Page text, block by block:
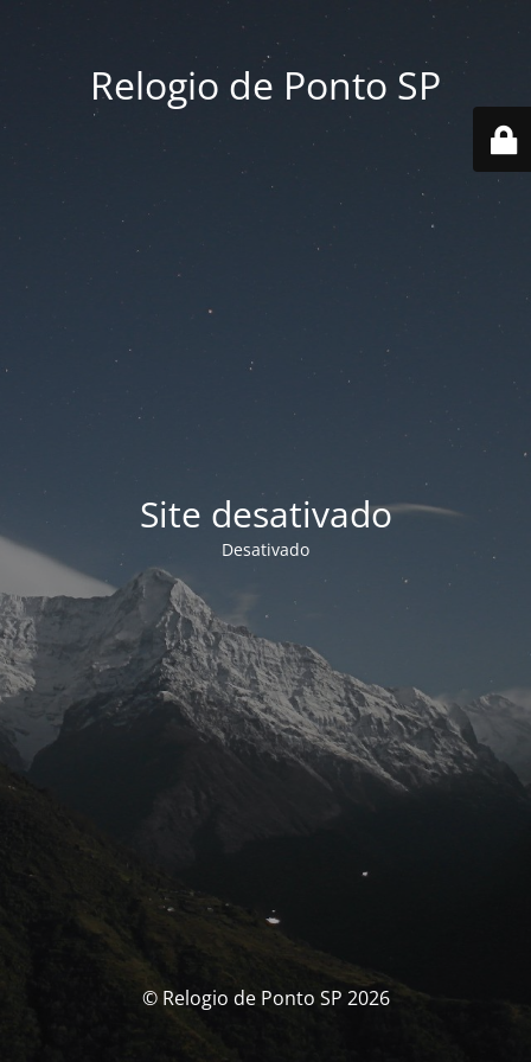
Relogio de Ponto SP
Site desativado
Desativado
© Relogio de Ponto SP 2026